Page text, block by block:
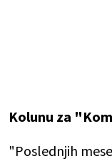
Kolunu za
"Poslednjih